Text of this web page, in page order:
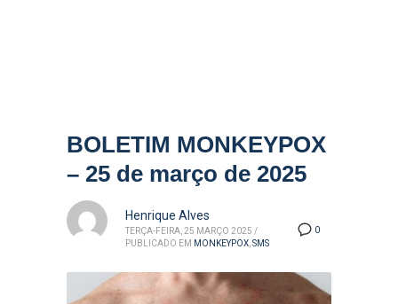
BOLETIM MONKEYPOX
– 25 de março de 2025
0
Henrique Alves
TERÇA-FEIRA, 25 MARÇO 2025 /
PUBLICADO EM MONKEYPOX SMS